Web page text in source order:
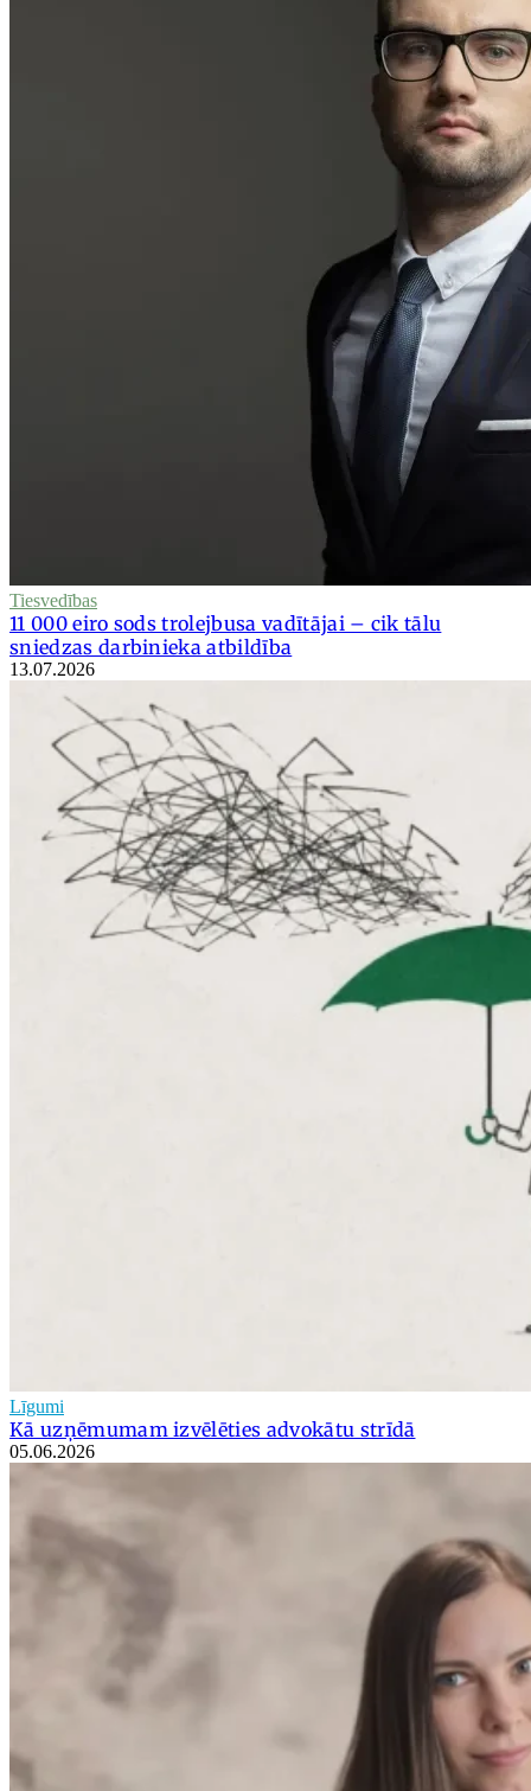
Tiesvedības
11 000 eiro sods trolejbusa vadītājai – cik tālu
sniedzas darbinieka atbildība
13.07.2026
Līgumi
Kā uzņēmumam izvēlēties advokātu strīdā
05.06.2026